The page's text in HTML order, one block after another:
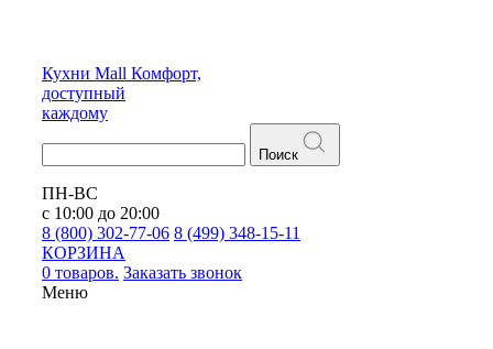
Кухни Mall Комфорт,
доступный
каждому
Поиск
ПН-ВС
с 10:00 до 20:00
8 (800) 302-77-06 8 (499) 348-15-11
КОРЗИНА
0 товаров. Заказать звонок
Меню